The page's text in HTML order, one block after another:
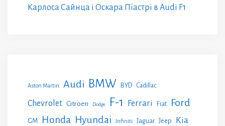
Карлоса Сайнца і Оскара Піастрі в Audi F1
Aston Martin Audi BMW BYD Cadillac
Chevrolet Citroen Dodge F-1 Ferrari Fiat Ford
GM Honda Hyundai Infiniti Jaguar Jeep Kia